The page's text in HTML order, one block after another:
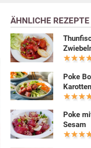
ÄHNLICHE REZEPTE
Poke
Karotten
Poke
Sesam